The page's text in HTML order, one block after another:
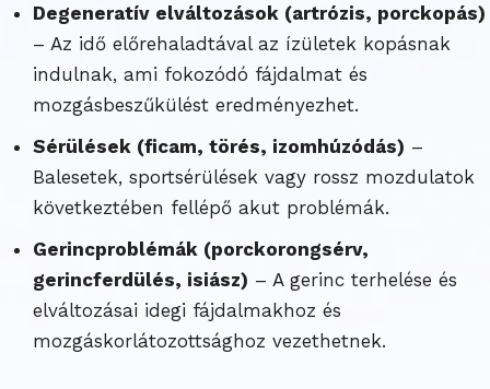
Degeneratív elváltozások (artrózis, porckopás)
– Az idő előrehaladtával az ízületek kopásnak
indulnak, ami fokozódó fájdalmat és
mozgásbeszűkülést eredményezhet.
Sérülések (ficam, törés, izomhúzódás) –
Balesetek, sportsérülések vagy rossz mozdulatok
következtében fellépő akut problémák.
Gerincproblémák (porckorongsérv,
gerincferdülés, isiász) – A gerinc terhelése és
elváltozásai idegi fájdalmakhoz és
mozgáskorlátozottsághoz vezethetnek.